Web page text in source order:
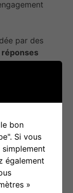
par des
des
d’enfants
charge
bon
Si vous
également
»